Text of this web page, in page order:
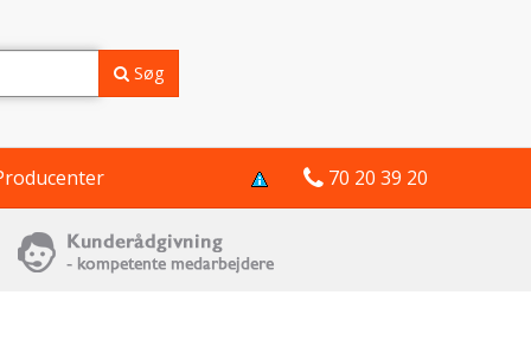
Søg
70 20 39 20